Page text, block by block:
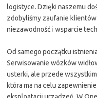
logistyce. Dzięki naszemu
zdobyliśmy zaufanie
niezawodność i wsparcie
Od samego początku
Serwisowanie wózków
usterki, ale przede
która ma na celu